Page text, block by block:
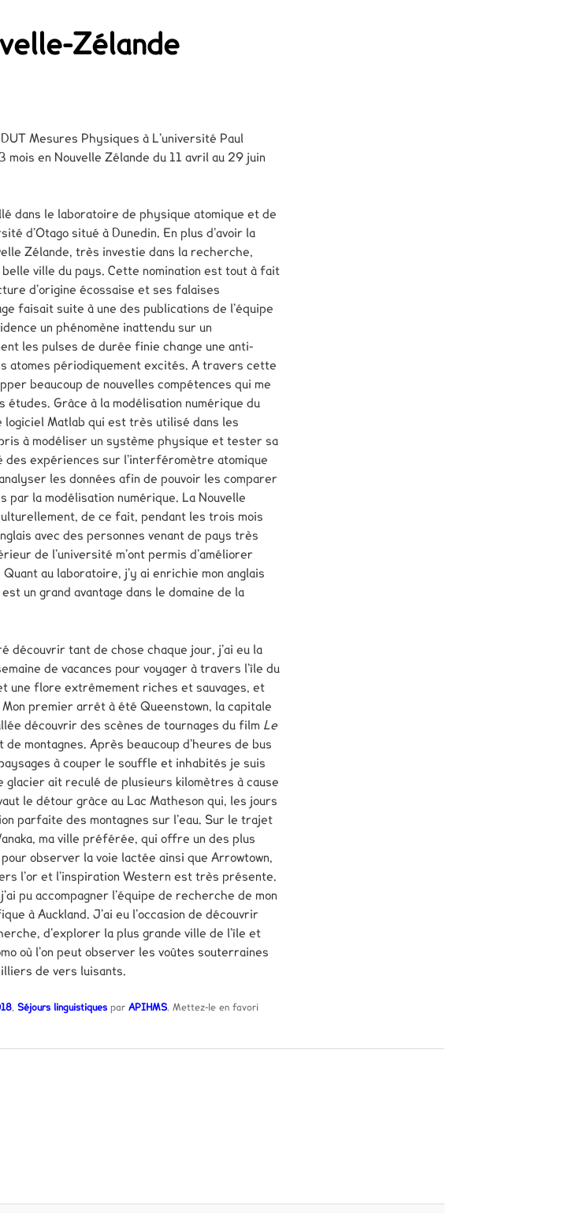
Zélande
Mesures Physiques à L’université Paul
mois en Nouvelle Zélande du 11 avril au 29 juin
dans le laboratoire de physique atomique et de
d’Otago situé à Dunedin. En plus d’avoir la
Zélande, très investie dans la recherche,
ville du pays. Cette nomination est tout à fait
d’origine écossaise et ses falaises
faisait suite à une des publications de l’équipe
un phénomène inattendu sur un
les pulses de durée finie change une anti-
atomes périodiquement excités. A travers cette
beaucoup de nouvelles compétences qui me
Grâce à la modélisation numérique du
logiciel Matlab qui est très utilisé dans les
à modéliser un système physique et tester sa
des expériences sur l’interféromètre atomique
les données afin de pouvoir les comparer
par la modélisation numérique. La Nouvelle
de ce fait, pendant les trois mois
avec des personnes venant de pays très
de l’université m’ont permis d’améliorer
au laboratoire, j’y ai enrichie mon anglais
un grand avantage dans le domaine de la
découvrir tant de chose chaque jour, j’ai eu la
de vacances pour voyager à travers l’île du
une flore extrêmement riches et sauvages, et
premier arrêt à été Queenstown, la capitale
découvrir des scènes de tournages du film Le
de montagnes. Après beaucoup d’heures de bus
à couper le souffle et inhabités je suis
glacier ait reculé de plusieurs kilomètres à cause
le détour grâce au Lac Matheson qui, les jours
parfaite des montagnes sur l’eau. Sur le trajet
ma ville préférée, qui offre un des plus
observer la voie lactée ainsi que Arrowtown,
l’or et l’inspiration Western est très présente.
pu accompagner l’équipe de recherche de mon
à Auckland. J’ai eu l’occasion de découvrir
d’explorer la plus grande ville de l’île et
où l’on peut observer les voûtes souterraines
de vers luisants.
, Séjours linguistiquespar APIHMS. Mettez-le en favori